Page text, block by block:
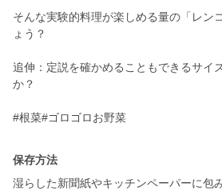
そんな実験的料理が楽しめる量の「レン
ょう？
追伸：定説を確かめることもできるサイ
か？
#根菜#ゴロゴロお野菜
保存方法
湿らした新聞紙やキッチンペーパーに包